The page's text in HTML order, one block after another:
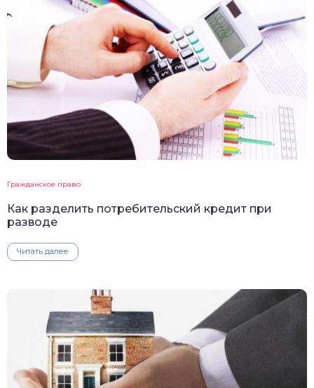
Гражданское право
Как разделить потребительский кредит при
разводе
Читать далее